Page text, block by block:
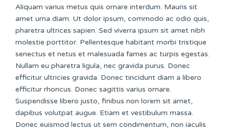
Aliquam varius metus quis ornare interdum. Mauris sit
amet urna diam. Ut dolor ipsum, commodo ac odio quis,
pharetra ultrices sapien. Sed viverra ipsum sit amet nibh
molestie porttitor. Pellentesque habitant morbi tristique
senectus et netus et malesuada fames ac turpis egestas.
Nullam eu pharetra ligula, nec gravida purus. Donec
efficitur ultricies gravida. Donec tincidunt diam a libero
efficitur rhoncus. Donec sagittis varius ornare.
Suspendisse libero justo, finibus non lorem sit amet,
dapibus volutpat augue. Etiam et vestibulum massa.
Donec euismod lectus ut sem condimentum, non iaculis